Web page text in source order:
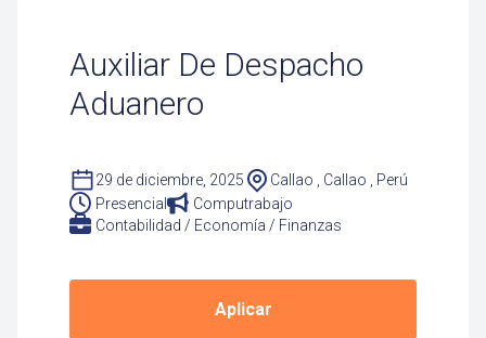
Auxiliar De Despacho
Aduanero
29 de diciembre, 2025
Callao , Callao , Perú
Presencial
Computrabajo
Contabilidad / Economía / Finanzas
Aplicar